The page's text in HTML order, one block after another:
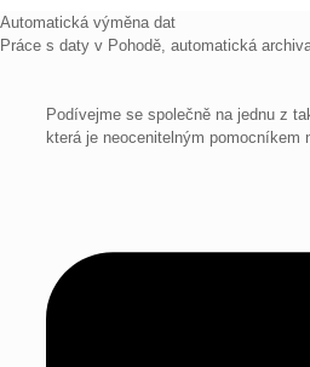
Automatická výměna dat
Práce s daty v Pohodě, automatická
Podívejme se společně na jednu z
která je neocenitelným pomocníkem